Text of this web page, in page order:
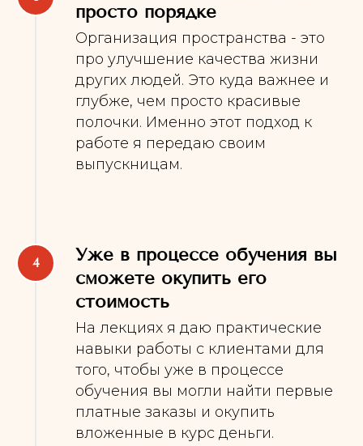
просто порядке
Организация пространства - это
про улучшение качества жизни
других людей. Это куда важнее и
глубже, чем просто красивые
полочки. Именно этот подход к
работе я передаю своим
выпускницам.
Уже в процессе обучения вы
сможете окупить его
стоимость
На лекциях я даю практические
навыки работы с клиентами для
того, чтобы уже в процессе
обучения вы могли найти первые
платные заказы и окупить
вложенные в курс деньги.